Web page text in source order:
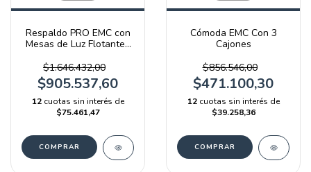
Respaldo PRO EMC con
Mesas de Luz Flotantes
$1.646.432,00
$905.537,60
12 cuotas sin interés de
$75.461,47
COMPRAR
Cómoda EMC Con 3
Cajones
$856.546,00
$471.100,30
12 cuotas sin interés de
$39.258,36
COMPRAR